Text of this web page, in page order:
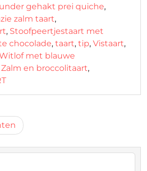
gehakt prei quiche,
zalm taart,
, Stoofpeertjestaart met
chocolade, taart, tip, Vistaart,
met blauwe
Zalm en broccolitaart,